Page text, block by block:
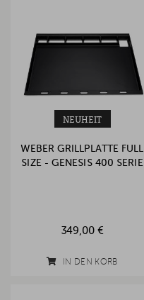
NEUHEIT
WEBER GRILLPLATTE FULL
SIZE - GENESIS 400 SERIE
349,00 €
IN DEN KORB